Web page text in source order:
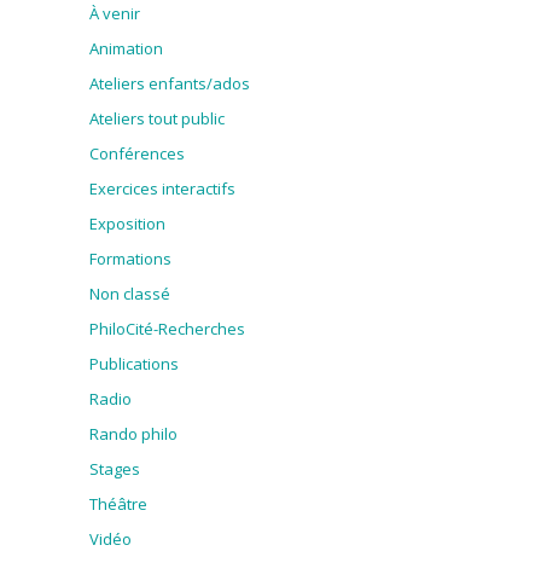
À venir
Animation
Ateliers enfants/ados
Ateliers tout public
Conférences
Exercices interactifs
Exposition
Formations
Non classé
PhiloCité-Recherches
Publications
Radio
Rando philo
Stages
Théâtre
Vidéo